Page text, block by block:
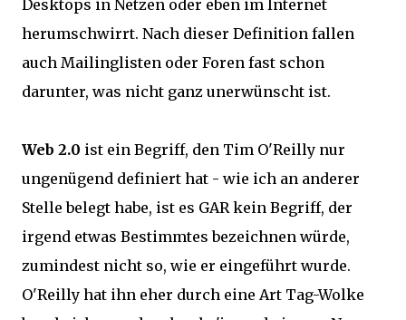
Desktops in Netzen oder eben im Internet
herumschwirrt. Nach dieser Definition fallen
auch Mailinglisten oder Foren fast schon
darunter, was nicht ganz unerwünscht ist.
Web 2.0 ist ein Begriff, den Tim O'Reilly nur
ungenügend definiert hat - wie ich an anderer
Stelle belegt habe, ist es GAR kein Begriff, der
irgend etwas Bestimmtes bezeichnen würde,
zumindest nicht so, wie er eingeführt wurde.
O'Reilly hat ihn eher durch eine Art Tag-Wolke